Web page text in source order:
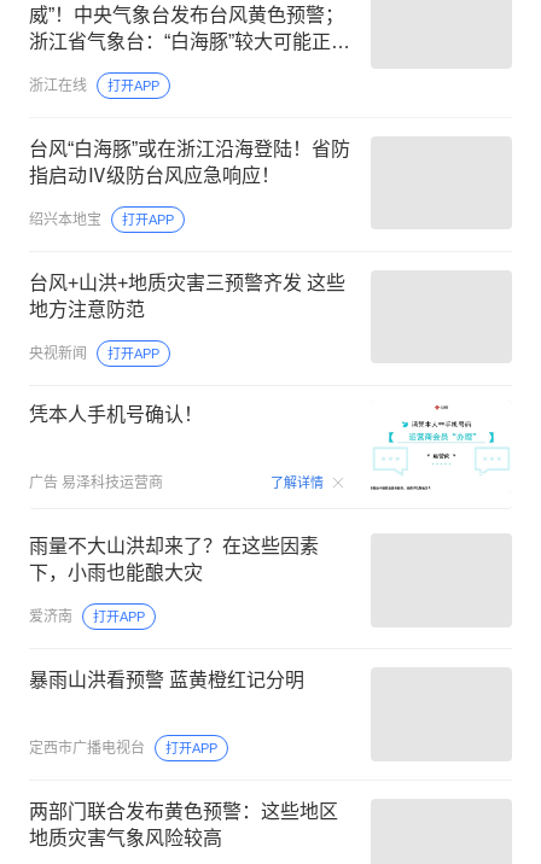
威”！中央气象台发布台风黄色预警；
浙江省气象台：“白海豚”较大可能正面
登陆，风雨影响时间长
浙江在线 打开APP
台风“白海豚”或在浙江沿海登陆！省防
指启动Ⅳ级防台风应急响应！
绍兴本地宝 打开APP
台风+山洪+地质灾害三预警齐发 这些
地方注意防范
央视新闻 打开APP
凭本人手机号确认！
广告 易泽科技运营商 了解详情 00:09
雨量不大山洪却来了？在这些因素
下，小雨也能酿大灾
爱济南 打开APP
暴雨山洪看预警 蓝黄橙红记分明
定西市广播电视台 打开APP
两部门联合发布黄色预警：这些地区
地质灾害气象风险较高